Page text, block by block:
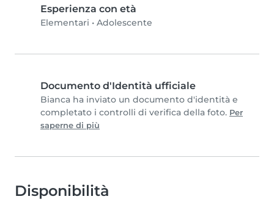
Esperienza con età
Elementari • Adolescente
Documento d'Identità ufficiale
Bianca ha inviato un documento d'identità e
completato i controlli di verifica della foto. Per
saperne di più
Disponibilità